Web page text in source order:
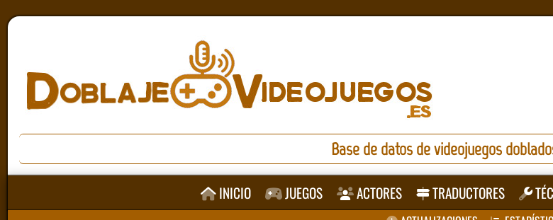
Base de datos de videojuegos
INICIO JUEGOS ACTORES TRADUCTORES